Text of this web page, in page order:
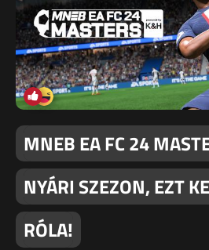
MNEB EA FC 24
NYÁRI SZEZON, EZT
RÓLA!